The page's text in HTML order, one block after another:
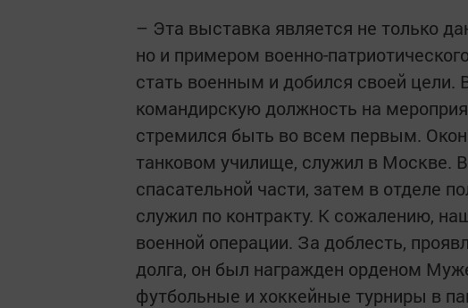
– Эта выставка является не только
но и примером военно-
стать военным и добился своей
командирскую должность на
стремился быть во всем первым.
танковом училище, служил в Москве.
спасательной части, затем в отделе
служил по контракту. К сожалению,
военной операции. За доблесть,
долга, он был награжден орденом
футбольные и хоккейные турниры в